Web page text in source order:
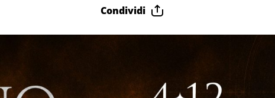
Condividi